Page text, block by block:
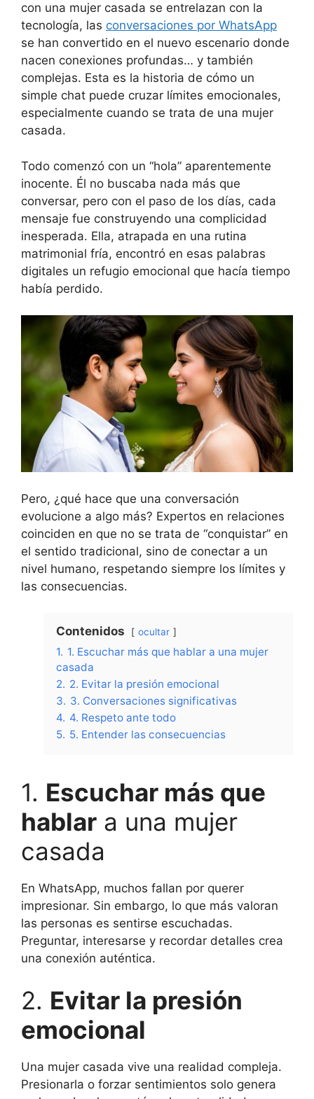
con una mujer casada se entrelazan con la
tecnología, las conversaciones por WhatsApp
se han convertido en el nuevo escenario donde
nacen conexiones profundas… y también
complejas. Esta es la historia de cómo un
simple chat puede cruzar límites emocionales,
especialmente cuando se trata de una mujer
casada.
Todo comenzó con un “hola” aparentemente
inocente. Él no buscaba nada más que
conversar, pero con el paso de los días, cada
mensaje fue construyendo una complicidad
inesperada. Ella, atrapada en una rutina
matrimonial fría, encontró en esas palabras
digitales un refugio emocional que hacía tiempo
había perdido.
Pero, ¿qué hace que una conversación
evolucione a algo más? Expertos en relaciones
coinciden en que no se trata de “conquistar” en
el sentido tradicional, sino de conectar a un
nivel humano, respetando siempre los límites y
las consecuencias.
Contenidos ocultar
1. 1. Escuchar más que hablar a una mujer
casada
2. 2. Evitar la presión emocional
3. 3. Conversaciones significativas
4. 4. Respeto ante todo
5. 5. Entender las consecuencias
1. Escuchar más que
hablar a una mujer
casada
En WhatsApp, muchos fallan por querer
impresionar. Sin embargo, lo que más valoran
las personas es sentirse escuchadas.
Preguntar, interesarse y recordar detalles crea
una conexión auténtica.
2. Evitar la presión
emocional
Una mujer casada vive una realidad compleja.
Presionarla o forzar sentimientos solo genera